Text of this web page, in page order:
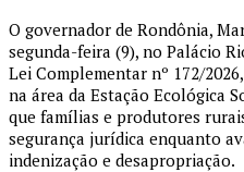
O governador de Rondônia,
segunda-feira (9), no Palácio
Lei Complementar nº 172/
na área da Estação Ecológica
que famílias e produtores
segurança jurídica enquanto
indenização e desapropriação.